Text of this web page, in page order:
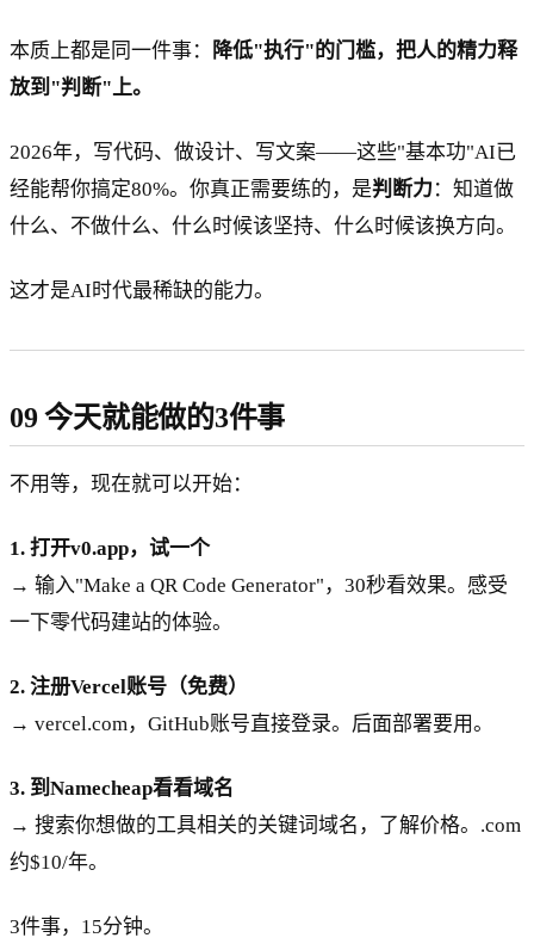
本质上都是同一件事：
降低"执行"的门槛，把人的精力释
放到"判断"上。
2026年，写代码、做设计、写文案——这些"基本功"AI已
经能帮你搞定80%。你真正需要练的，是判断力 ：知道做
什么、不做什么、什么时候该坚持、什么时候该换方向。
这才是AI时代最稀缺的能力。
09 今天就能做的3件事
不用等，现在就可以开始：
1. 打开v0.app，试一个
→ 输入"Make a QR Code Generator"，30秒看效果。感受
一下零代码建站的体验。
2. 注册Vercel账号（免费）
→ vercel.com，GitHub账号直接登录。后面部署要用。
3. 到Namecheap看看域名
→ 搜索你想做的工具相关的关键词域名，了解价格。.com
约$10/年。
3件事，15分钟。